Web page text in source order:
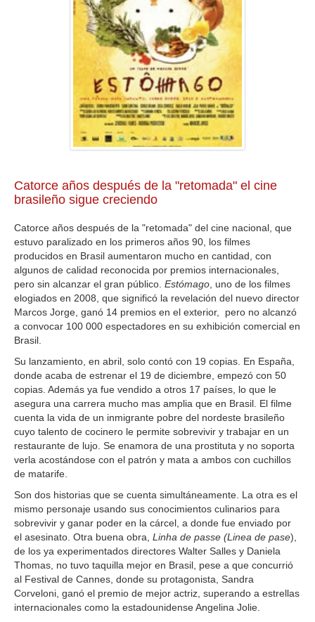
GALERIA
Catorce años después de la "retomada" el cine
brasileño sigue creciendo
Catorce años después de la "retomada" del cine nacional, que
estuvo paralizado en los primeros años 90, los filmes
producidos en Brasil aumentaron mucho en cantidad, con
algunos de calidad reconocida por premios internacionales,
pero sin alcanzar el gran público. Estómago , uno de los filmes
elogiados en 2008, que significó la revelación del nuevo director
Marcos Jorge, ganó 14 premios en el exterior, pero no alcanzó
a convocar 100 000 espectadores en su exhibición comercial en
Brasil.
Su lanzamiento, en abril, solo contó con 19 copias. En España,
donde acaba de estrenar el 19 de diciembre, empezó con 50
copias. Además ya fue vendido a otros 17 países, lo que le
asegura una carrera mucho mas amplia que en Brasil. El filme
cuenta la vida de un inmigrante pobre del nordeste brasileño
cuyo talento de cocinero le permite sobrevivir y trabajar en un
restaurante de lujo. Se enamora de una prostituta y no soporta
verla acostándose con el patrón y mata a ambos con cuchillos
de matarife.
Son dos historias que se cuenta simultáneamente. La otra es el
mismo personaje usando sus conocimientos culinarios para
sobrevivir y ganar poder en la cárcel, a donde fue enviado por
el asesinato. Otra buena obra, Linha de passe (Linea de pase),
de los ya experimentados directores Walter Salles y Daniela
Thomas, no tuvo taquilla mejor en Brasil, pese a que concurrió
al Festival de Cannes, donde su protagonista, Sandra
Corveloni, ganó el premio de mejor actriz, superando a estrellas
internacionales como la estadounidense Angelina Jolie.